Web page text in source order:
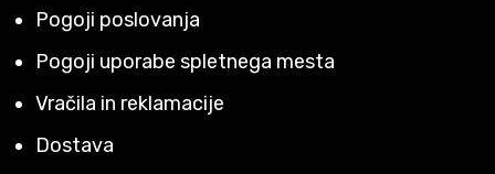
Pogoji poslovanja
Pogoji uporabe spletnega mesta
Vračila in reklamacije
Dostava